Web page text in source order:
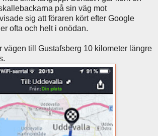
på sin väg mot
sig att föraren kört efter Google
ofta och helt i onödan.
vägen till Gustafsberg 10 kilometer längre